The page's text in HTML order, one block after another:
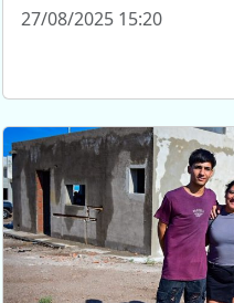
27/08/2025 15:20